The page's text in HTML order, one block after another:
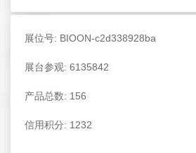
展位号: BIOON-c2d338928ba
展台参观: 6135842
产品总数: 156
信用积分: 1232